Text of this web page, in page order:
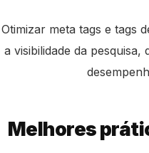
Otimizar meta tags e tags
a visibilidade da
Melhores